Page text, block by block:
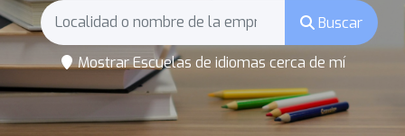
Buscar
Mostrar Escuelas de idiomas cerca de mí